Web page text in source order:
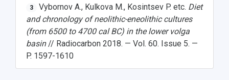
3 Vybornov A., Kulkova M., Kosintsev P. etc. Diet
and chronology of neolithic-eneolithic cultures
(from 6500 to 4700 cal BC) in the lower volga
basin// Radiocarbon 2018. — Vol. 60. Issue 5. —
P. 1597-1610